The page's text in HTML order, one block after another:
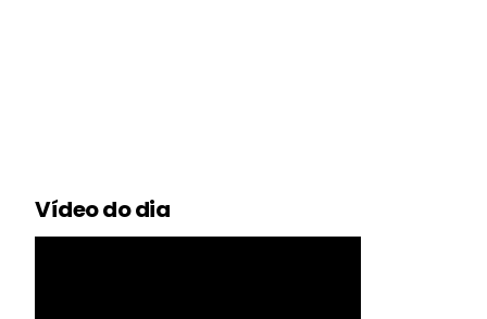
Vídeo do dia